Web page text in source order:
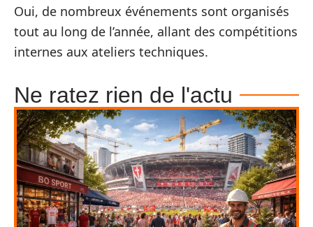
Oui, de nombreux événements sont organisés
tout au long de l’année, allant des compétitions
internes aux ateliers techniques.
Ne ratez rien de l'actu